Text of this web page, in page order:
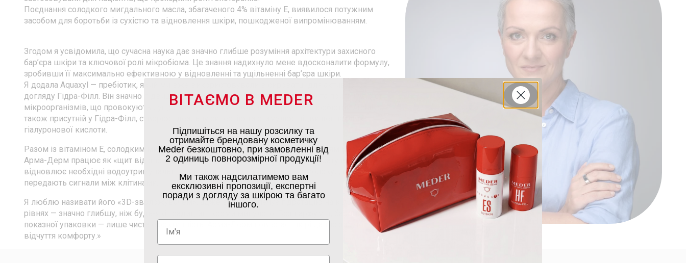
Поєднання солодкого мигдального масла, збагаченого 4% вітаміну Е, виявилося потужним
засобом для боротьби із сухістю та відновлення шкіри, пошкодженої випромінюванням.
Згодом я усвідомила, що сучасна наука дає значно глибше розуміння архітектури захисного
бар’єра шкіри та ключової ролі мікробіома. Це знання надихнуло мене вдосконалити формулу,
зробивши її максимально ефективною у відновленні та ущільненні бар’єра шкіри.
Я додала Aquaxyl — пребіотик, який ми вже використовували в сироватці для активного
догляду Гідра-Філл. Він значно підвищує здатність шкіри утримувати вологу та пригнічує ріст
мікроорганізмів, що провокують лущення. Ще один улюблений інгредієнт, пробіотик Arctalys,
також присутній у Гідра-Філл, створює ідеальну синергію та стимулює підвищення рівня
гіалуронової кислоти.
Разом із вітаміном Е, солодким мигдальним маслом та інноваційним додаванням церамідів,
Арма-Дерм працює як «щит від зневоднення». Знижує трансепідермальну втрату вологи та
відновлює необхідні водоутримувальні елементи шкіри — від ліпідів до молекул, що
передають сигнали між клітинами.
Я люблю називати його «3D-зволожувачем», адже він забезпечує гідратацію на кількох
рівнях — значно глибшу, ніж будь-які традиційні креми минулого. Без парфумів, барвників і
показної упаковки — лише чиста ефективність. Арма-Дерм повертає шкірі давно забуте
відчуття комфорту.»
ВІТАЄМО В MEDER
Підпишіться на нашу розсилку та
отримайте брендовану косметичку
Meder безкоштовно, при замовленні від
2 одиниць повнорозмірної продукції!
Ми також надсилатимемо вам
ексклюзивні пропозиції, експертні
поради з догляду за шкірою та багато
іншого.